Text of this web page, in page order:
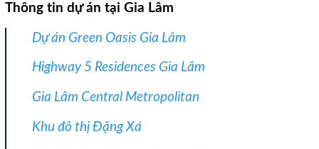
Thông tin dự án tại Gia Lâm
Dự án Green Oasis Gia Lâm
Highway 5 Residences Gia Lâm
Gia Lâm Central Metropolitan
Khu đô thị Đặng Xá